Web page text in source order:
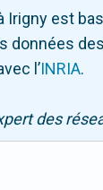
Irigny est
données
l ’INRIA.
des